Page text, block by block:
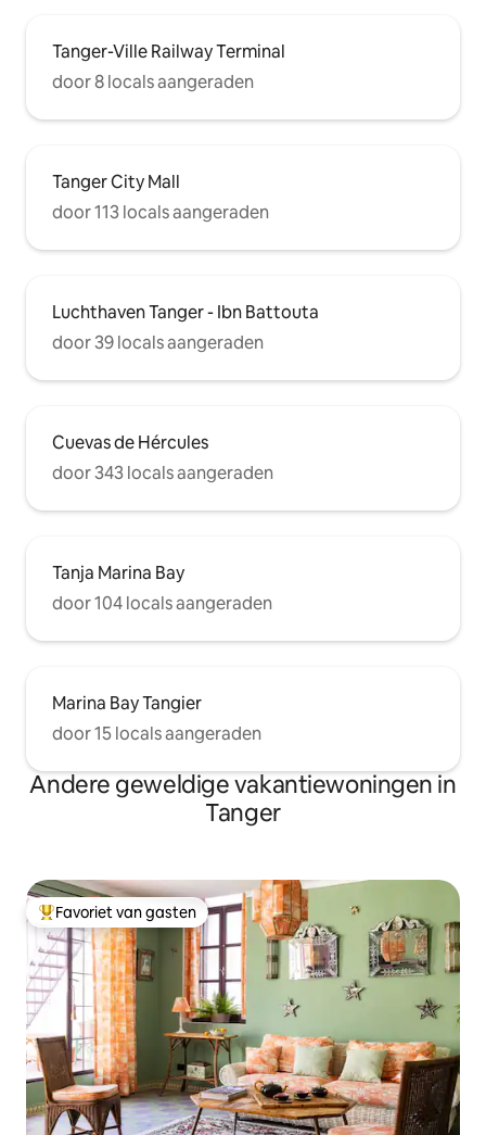
Tanger-Ville Railway Terminal
door 8 locals aangeraden
Tanger City Mall
door 113 locals aangeraden
Luchthaven Tanger - Ibn Battouta
door 39 locals aangeraden
Cuevas de Hércules
door 343 locals aangeraden
Tanja Marina Bay
door 104 locals aangeraden
Marina Bay Tangier
door 15 locals aangeraden
Andere geweldige vakantiewoningen in
Tanger
Topfavoriet van gasten
Favoriet van gasten